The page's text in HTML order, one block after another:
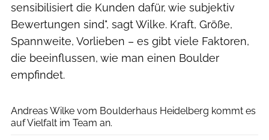
sensibilisiert die Kunden dafür, wie subjektiv
Bewertungen sind", sagt Wilke. Kraft, Größe,
Spannweite, Vorlieben – es gibt viele Faktoren,
die beeinflussen, wie man einen Boulder
empfindet.
Andreas Wilke vom Boulderhaus Heidelberg kommt es
auf Vielfalt im Team an.